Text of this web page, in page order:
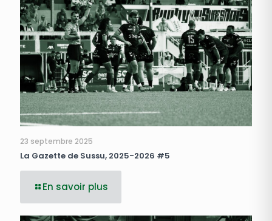
23 septembre 2025
La Gazette de Sussu, 2025-2026 #5
En savoir plus